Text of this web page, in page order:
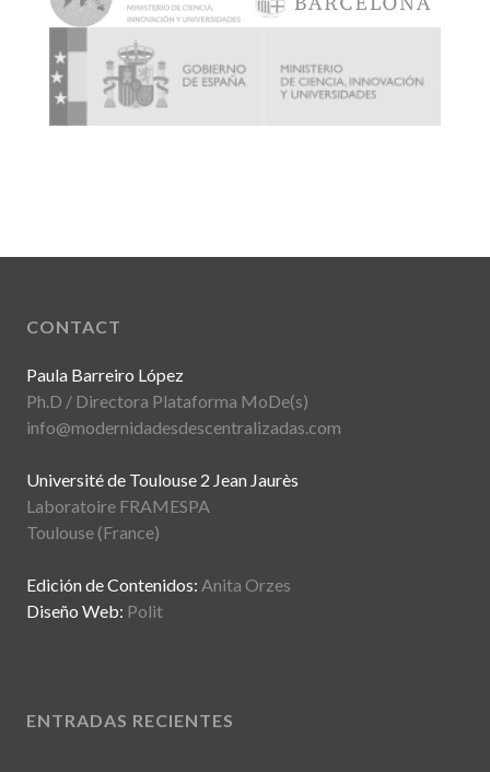
CONTACT
Paula Barreiro López
Ph.D / Directora Plataforma MoDe(s)
info@modernidadesdescentralizadas.com
Université de Toulouse 2 Jean Jaurès
Laboratoire FRAMESPA
Toulouse (France)
Edición de Contenidos: Anita Orzes
Diseño Web: Polit
ENTRADAS RECIENTES